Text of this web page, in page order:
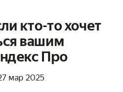
кто-то хочет
вашим
Про
мар 2025